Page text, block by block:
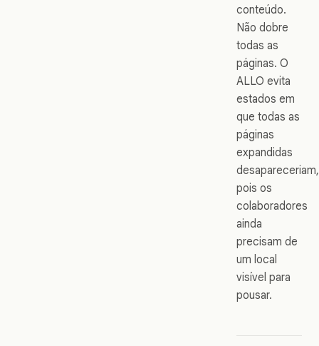
conteúdo.
Não dobre
todas as
páginas. O
ALLO evita
estados em
que todas as
páginas
expandidas
desapareceriam,
pois os
colaboradores
ainda
precisam de
um local
visível para
pousar.